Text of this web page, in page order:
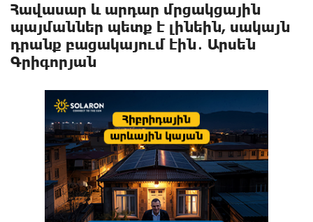
Հավասար և արդար մրցակցային
պայմաններ պետք է լինեին, սակայն
դրանք բացակայում էին․ Արսեն
Գրիգորյան